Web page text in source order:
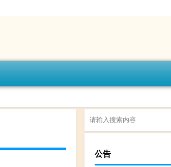
公告